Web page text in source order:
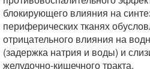
блокирующего влияния на
периферических тканях
отрицательного влияния на
(задержка натрия и воды) и
желудочно-кишечного тракта.